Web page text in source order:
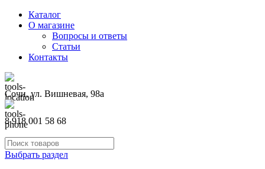
Каталог
О магазине
Вопросы и ответы
Статьи
Контакты
Сочи, ул. Вишневая, 98а
8 918 001 58 68
Выбрать раздел